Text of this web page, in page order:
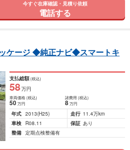
今すぐ在庫確認・見積り依頼
電話する
ケージ ◆純正ナビ◆スマートキ
支払総額(税込)
58万円
車両価格(税込)
50万円
諸費用 (税込)
8 万円
年式 2013(H25) 走行 11.4万km
車検
R08.11 保証 あり
整備 定期点検整備有